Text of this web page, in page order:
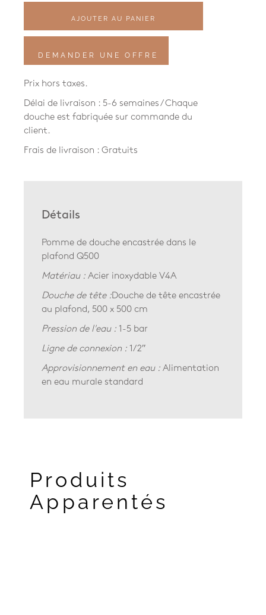
AJOUTER AU PANIER
DEMANDER UNE OFFRE
Prix hors taxes.
Délai de livraison : 5-6 semaines / Chaque
douche est fabriquée sur commande du
client.
Frais de livraison : Gratuits
Détails
Pomme de douche encastrée dans le
plafond Q500
Matériau : Acier inoxydable V4A
Douche de tête :Douche de tête encastrée
au plafond, 500 x 500 cm
Pression de l'eau : 1-5 bar
Ligne de connexion : 1/2″
Approvisionnement en eau : Alimentation
en eau murale standard
Produits
Apparentés